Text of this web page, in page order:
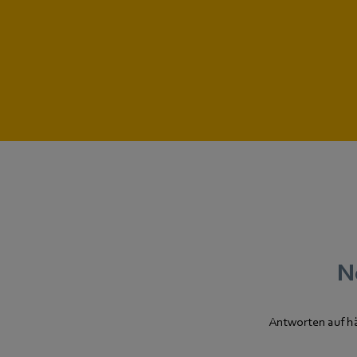
Antworten auf